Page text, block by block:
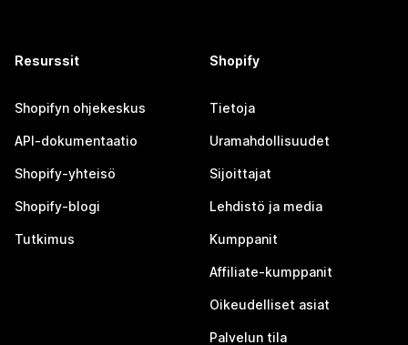
Resurssit
Shopifyn ohjekeskus
API-dokumentaatio
Shopify-yhteisö
Shopify-blogi
Tutkimus
Shopify
Tietoja
Uramahdollisuudet
Sijoittajat
Lehdistö ja media
Kumppanit
Affiliate-kumppanit
Oikeudelliset asiat
Palvelun tila